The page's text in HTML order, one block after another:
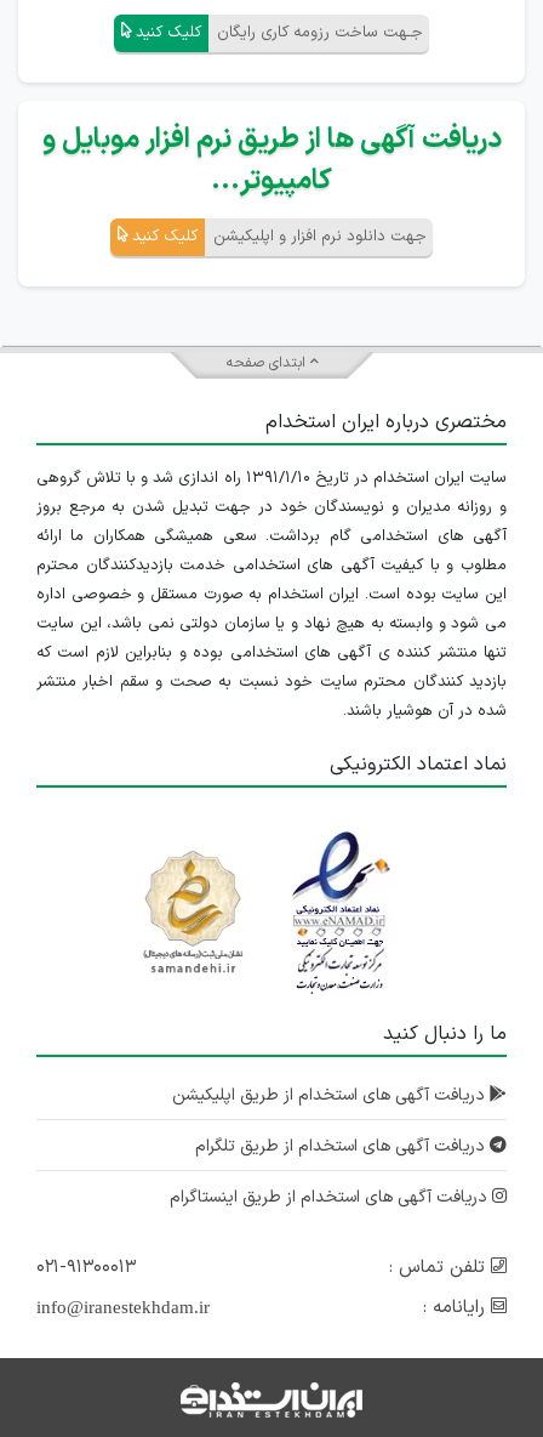
جـهت ساخت رزومه کاری رایگان کلیک کنید
دریافت آگهی ها از طریق نرم افزار موبایل و
کامپیوتر...
جهت دانلود نرم افزار و اپلیکیشن کلیک کنید
ابتدای صفحه
مختصری درباره ایران استخدام
سایت ایران استخدام در تاریخ ۱۳۹۱/۱/۱۰ راه اندازی شد و با تلاش گروهی
و روزانه مدیران و نویسندگان خود در جهت تبدیل شدن به مرجع بروز
آگهی های استخدامی گام برداشت. سعی همیشگی همکاران ما ارائه
مطلوب و با کیفیت آگهی های استخدامی خدمت بازدیدکنندگان محترم
این سایت بوده است. ایران استخدام به صورت مستقل و خصوصی اداره
می شود و وابسته به هیچ نهاد و یا سازمان دولتی نمی باشد، این سایت
تنها منتشر کننده ی آگهی های استخدامی بوده و بنابراین لازم است که
بازدید کنندگان محترم سایت خود نسبت به صحت و سقم اخبار منتشر
شده در آن هوشیار باشند.
نماد اعتماد الکترونیکی
ما را دنبال کنید
دریافت آگهی های استخدام از طریق اپلیکیشن
دریافت آگهی های استخدام از طریق تلگرام
دریافت آگهی های استخدام از طریق اینستاگرام
تلفن تماس :
۰۲۱-۹۱۳۰۰۰۱۳
رایانامه :
info@iranestekhdam.ir